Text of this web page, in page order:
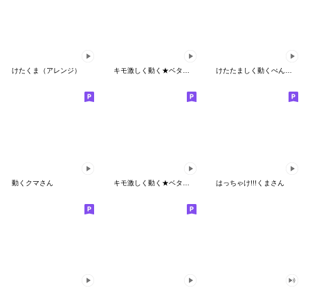
けたくま（アレンジ） キモ激しく動く★ベタックマ 18 けたたましく動くぺんぎん
動くクマさん はっちゃけ!!!くまさん